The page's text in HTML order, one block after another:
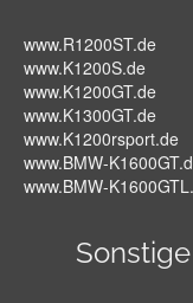
www.R1200ST.de
www.K1200S.de
www.K1200GT.de
www.K1300GT.de
www.K1200rsport.de
www.BMW-
www.BMW-